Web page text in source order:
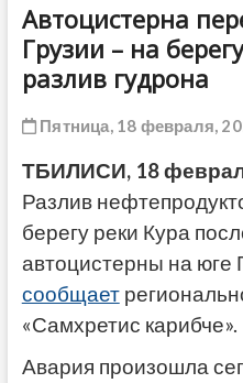
Автоцистерна
Грузии – на
разлив гудрона
Пятница, 18 февраля,
ТБИЛИСИ, 18
Разлив
берегу реки Кура
автоцистерны на юге
сообщает
«Самхретис карибче».
Авария произошла